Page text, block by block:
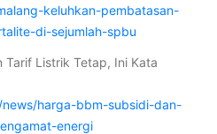
keluhkan-pembatasan-
di-sejumlah-spbu
Tarif Listrik Tetap, Ini Kata
harga-bbm-subsidi-dan-
energi